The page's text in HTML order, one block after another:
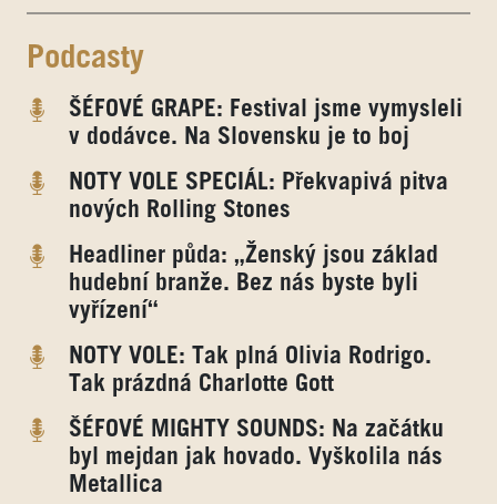
Podcasty
ŠÉFOVÉ GRAPE: Festival jsme vymysleli
v dodávce. Na Slovensku je to boj
NOTY VOLE SPECIÁL: Překvapivá pitva
nových Rolling Stones
Headliner půda: „Ženský jsou základ
hudební branže. Bez nás byste byli
vyřízení“
NOTY VOLE: Tak plná Olivia Rodrigo.
Tak prázdná Charlotte Gott
ŠÉFOVÉ MIGHTY SOUNDS: Na začátku
byl mejdan jak hovado. Vyškolila nás
Metallica